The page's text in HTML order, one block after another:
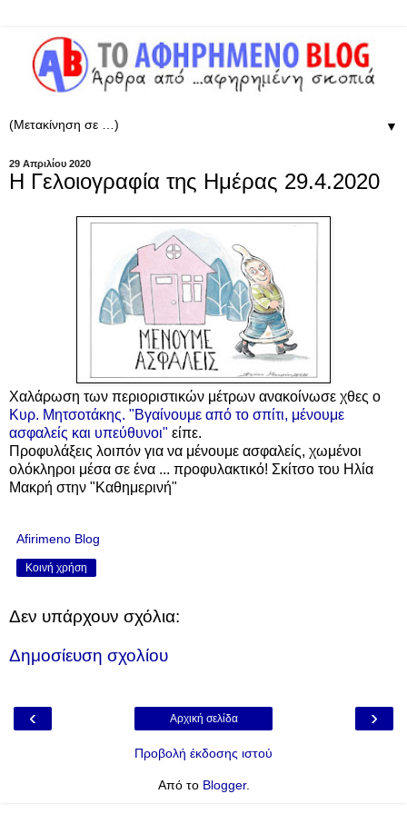
▼
29 Απριλίου 2020
Η Γελοιογραφία της Ημέρας 29.4.2020
Χαλάρωση των περιοριστικών μέτρων ανακοίνωσε χθες ο
Κυρ. Μητσοτάκης. "Βγαίνουμε από το σπίτι, μένουμε
ασφαλείς και υπεύθυνοι" είπε.
Προφυλάξεις λοιπόν για να μένουμε ασφαλείς, χωμένοι
ολόκληροι μέσα σε ένα ... προφυλακτικό! Σκίτσο του Ηλία
Μακρή στην "Καθημερινή"
Afirimeno Blog
Κοινή χρήση
Δεν υπάρχουν σχόλια:
Δημοσίευση σχολίου
‹ ›
Αρχική σελίδα
Προβολή έκδοσης ιστού
Από το Blogger.